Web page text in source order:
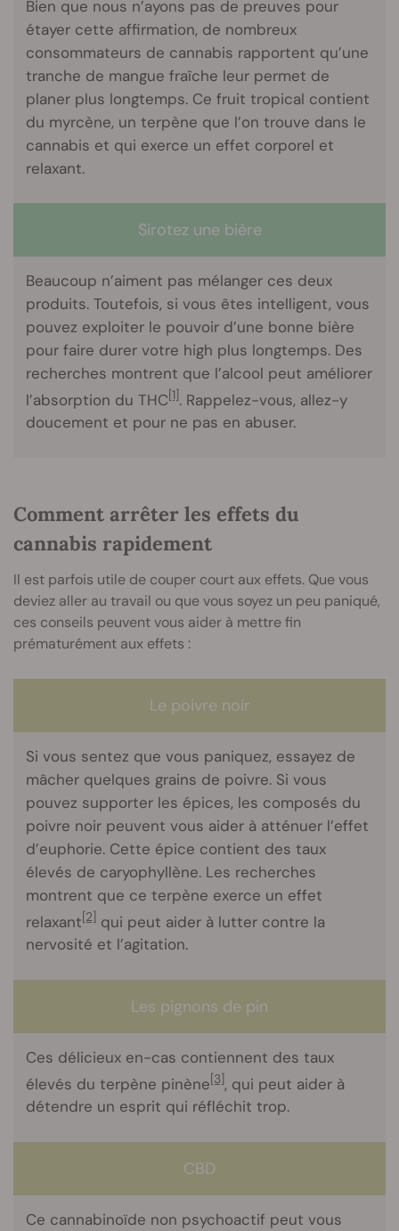
Bien que nous n’ayons pas de preuves pour
étayer cette affirmation, de nombreux
consommateurs de cannabis rapportent qu’une
tranche de mangue fraîche leur permet de
planer plus longtemps. Ce fruit tropical contient
du myrcène, un terpène que l’on trouve dans le
cannabis et qui exerce un effet corporel et
relaxant.
Sirotez une bière
Beaucoup n’aiment pas mélanger ces deux
produits. Toutefois, si vous êtes intelligent, vous
pouvez exploiter le pouvoir d’une bonne bière
pour faire durer votre high plus longtemps. Des
recherches montrent que l’alcool peut améliorer
l’absorption du THC[1]. Rappelez-vous, allez-y
doucement et pour ne pas en abuser.
Comment arrêter les effets du
cannabis rapidement
Il est parfois utile de couper court aux effets. Que vous
deviez aller au travail ou que vous soyez un peu paniqué,
ces conseils peuvent vous aider à mettre fin
prématurément aux effets :
Le poivre noir
Si vous sentez que vous paniquez, essayez de
mâcher quelques grains de poivre. Si vous
pouvez supporter les épices, les composés du
poivre noir peuvent vous aider à atténuer l’effet
d’euphorie. Cette épice contient des taux
élevés de caryophyllène. Les recherches
montrent que ce terpène exerce un effet
relaxant[2] qui peut aider à lutter contre la
nervosité et l’agitation.
Les pignons de pin
Ces délicieux en-cas contiennent des taux
élevés du terpène pinène[3], qui peut aider à
détendre un esprit qui réfléchit trop.
CBD
Ce cannabinoïde non psychoactif peut vous